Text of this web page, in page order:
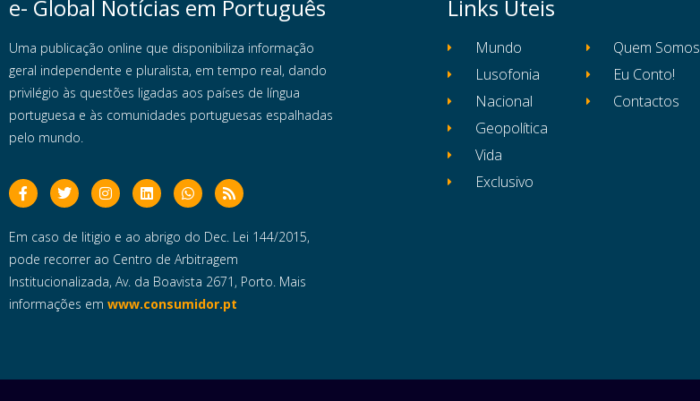
e- Global Notícias em Português
Uma publicação online que disponibiliza informação
geral independente e pluralista, em tempo real, dando
privilégio às questões ligadas aos países de língua
portuguesa e às comunidades portuguesas espalhadas
pelo mundo.
Em caso de litigio e ao abrigo do Dec. Lei 144/2015,
pode recorrer ao Centro de Arbitragem
Institucionalizada, Av. da Boavista 2671, Porto. Mais
informações em www.consumidor.pt
Links Úteis
Mundo
Lusofonia
Nacional
Geopolítica
Vida
Exclusivo
Quem Somos
Eu Conto!
Contactos